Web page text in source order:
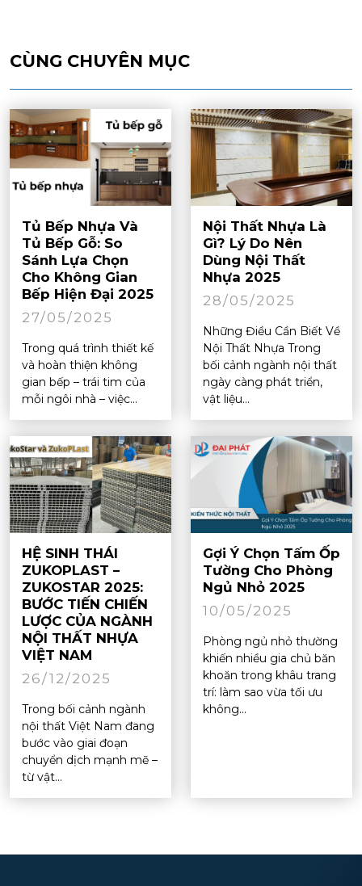
CÙNG CHUYÊN MỤC
Tủ Bếp Nhựa Và
Tủ Bếp Gỗ: So
Sánh Lựa Chọn
Cho Không Gian
Bếp Hiện Đại 2025
27/05/2025
Trong quá trình thiết kế
và hoàn thiện không
gian bếp – trái tim của
mỗi ngôi nhà – việc...
Nội Thất Nhựa Là
Gì? Lý Do Nên
Dùng Nội Thất
Nhựa 2025
28/05/2025
Những Điều Cần Biết Về
Nội Thất Nhựa Trong
bối cảnh ngành nội thất
ngày càng phát triển,
vật liệu...
HỆ SINH THÁI
ZUKOPLAST –
ZUKOSTAR 2025:
BƯỚC TIẾN CHIẾN
LƯỢC CỦA NGÀNH
NỘI THẤT NHỰA
VIỆT NAM
26/12/2025
Trong bối cảnh ngành
nội thất Việt Nam đang
bước vào giai đoạn
chuyển dịch mạnh mẽ –
từ vật...
Gợi Ý Chọn Tấm Ốp
Tường Cho Phòng
Ngủ Nhỏ 2025
10/05/2025
Phòng ngủ nhỏ thường
khiến nhiều gia chủ băn
khoăn trong khâu trang
trí: làm sao vừa tối ưu
không...